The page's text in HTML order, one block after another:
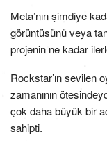
Meta’nın şimdiye
görüntüsünü veya
projenin ne kadar
Rockstar’ın sevilen
zamanının
çok daha büyük bir
sahipti.